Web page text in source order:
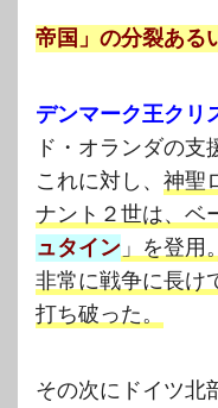
帝国」の分裂ある
デンマーク王クリ
ド・オランダの支
これに対し、 神聖
ナント２世は、ベ
ュタイン 」を登用
非常に戦争に長け
打ち破った。
その次にドイツ北